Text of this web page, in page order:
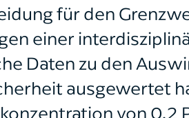
für den
einer
Daten zu den
ausgewertet
von 0,2